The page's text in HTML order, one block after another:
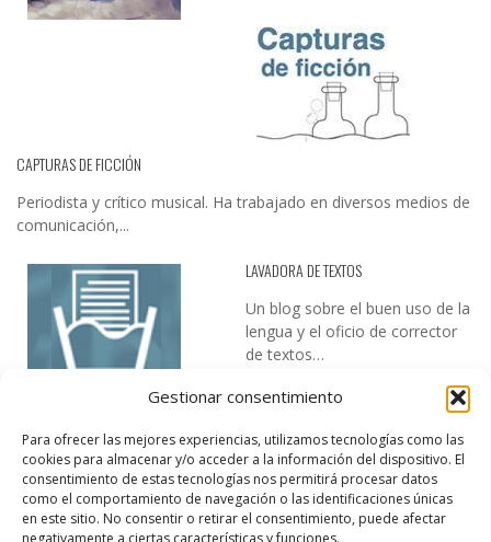
Gestionar consentimiento
Para ofrecer las mejores experiencias, utilizamos tecnologías como las
cookies para almacenar y/o acceder a la información del dispositivo. El
consentimiento de estas tecnologías nos permitirá procesar datos
como el comportamiento de navegación o las identificaciones únicas
en este sitio. No consentir o retirar el consentimiento, puede afectar
negativamente a ciertas características y funciones.
CAPTURAS DE FICCIÓN
Periodista y crítico musical. Ha trabajado en diversos medios de
comunicación,...
LAVADORA DE TEXTOS
Un blog sobre el buen uso de la
lengua y el oficio de corrector
de textos…
DESIREE MARTÍN